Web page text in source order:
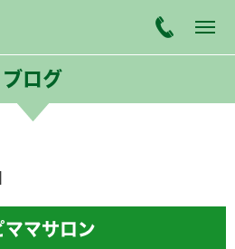
ブログ
ママサロン